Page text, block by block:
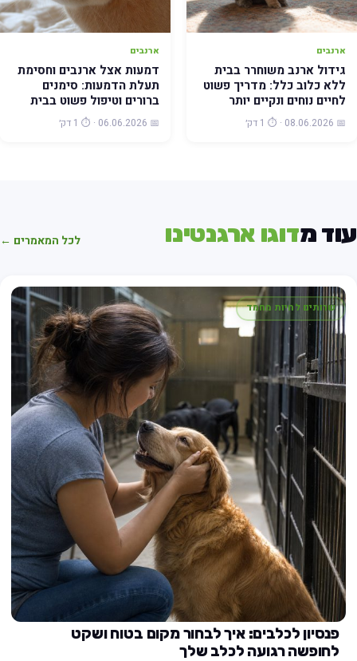
ארנבים
גידול ארנב משוחרר בבית
ללא כלוב כלל: מדריך פשוט
לחיים נוחים ונקיים יותר
📅 08.06.2026 · ⏱️ 1 דק׳
ארנבים
דמעות אצל ארנבים וחסימת
תעלת הדמעות: סימנים
ברורים וטיפול פשוט בבית
📅 06.06.2026 · ⏱️ 1 דק׳
מדוגו ארגנטינו לכל המאמרים ←
שרותים לחיות מחמד
פנסיון לכלבים: איך לבחור מקום בטוח ושקט
לחופשה רגועה לכלב שלך